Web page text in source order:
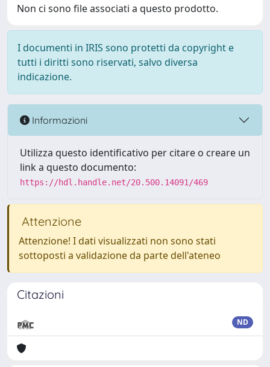
Non ci sono file associati a questo prodotto.
I documenti in IRIS sono protetti da copyright e
tutti i diritti sono riservati, salvo diversa
indicazione.
Informazioni
Utilizza questo identificativo per citare o creare un
link a questo documento:
https://hdl.handle.net/20.500.14091/469
Attenzione
Attenzione! I dati visualizzati non sono stati
sottoposti a validazione da parte dell'ateneo
Citazioni
ND